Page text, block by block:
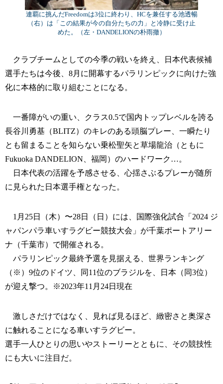
連覇に挑んだFreedomは3位に終わり、HCを兼任する池透暢
（右）は「この結果が今の自分たちの力」と冷静に受け止
めた。（左・DANDELIONの朴雨撤）
クラブチームとしての今季の戦いを終え、日本代表候補
選手たちは今後、8月に開幕するパラリンピックに向けた強
化に本格的に取り組むことになる。
一番障がいの重い、クラス0.5で国内トップレベルを誇る
長谷川勇基（BLITZ）のキレのある頭脳プレー、一瞬たり
とも留まることを知らない乗松聖矢と草場龍治（ともに
Fukuoka DANDELION、福岡）のハードワーク…。
日本代表の活躍を予感させる、心揺さぶるプレーが随所
に見られた日本選手権となった。
1月25日（木）〜28日（日）には、国際強化試合「2024 ジ
ャパンパラ車いすラグビー競技大会」が千葉ポートアリー
ナ（千葉市）で開催される。
パラリンピック最終予選を見据える、世界ランキング
（※）9位のドイツ、同11位のブラジルを、日本（同3位）
が迎え撃つ。※2023年11月24日現在
激しさだけではなく、見れば見るほど、緻密さと奥深さ
に触れることになる車いすラグビー。
選手一人ひとりの思いやストーリーとともに、その競技性
にも大いに注目だ。